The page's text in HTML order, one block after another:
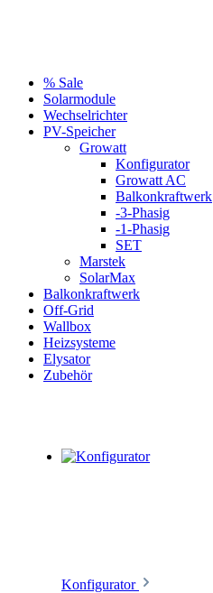
% Sale
Solarmodule
Wechselrichter
PV-Speicher
Growatt
Konfigurator
Growatt AC
Balkonkraftwerk
-3-Phasig
-1-Phasig
SET
Marstek
SolarMax
Balkonkraftwerk
Off-Grid
Wallbox
Heizsysteme
Elysator
Zubehör
Konfigurator